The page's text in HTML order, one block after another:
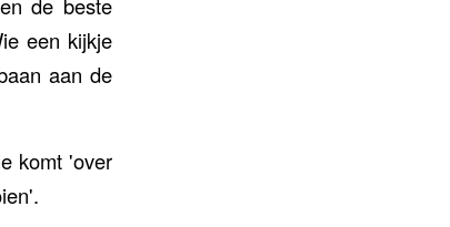
de beste
een kijkje
aan de
komt 'over